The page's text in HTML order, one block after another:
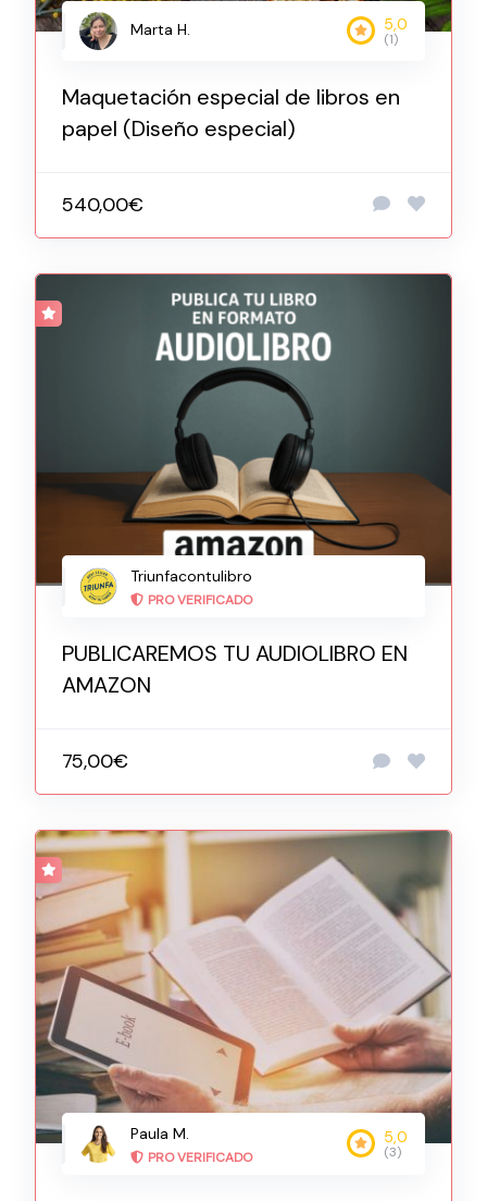
Marta H. 5,0
(1)
Maquetación especial de libros en
papel (Diseño especial)
540,00€
Triunfacontulibro
PRO VERIFICADO
PUBLICAREMOS TU AUDIOLIBRO EN
AMAZON
75,00€
Paula M.
PRO VERIFICADO
5,0
(3)